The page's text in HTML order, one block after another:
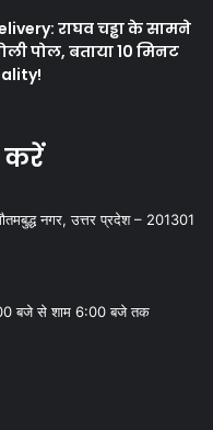
राघव चड्ढा के सामने
पोल, बताया 10 मिनट
करें
नगर, उत्तर प्रदेश – 201301
बजे से शाम 6:00 बजे तक